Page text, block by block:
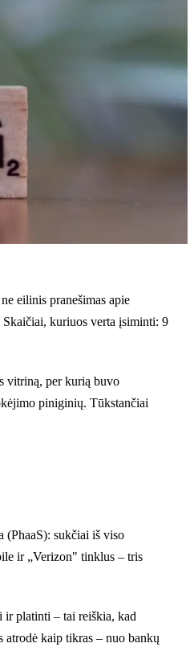
eilinis pranešimas apie
kuriuos verta įsiminti: 9
vitriną, per kurią buvo
piniginių. Tūkstančiai
(PhaaS): sukčiai iš viso
ir „Verizon" tinklus – tris
ir platinti – tai reiškia, kad
kaip tikras – nuo bankų